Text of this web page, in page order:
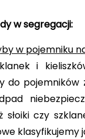
w segregacji:
w pojemniku
i
do pojemników
czy